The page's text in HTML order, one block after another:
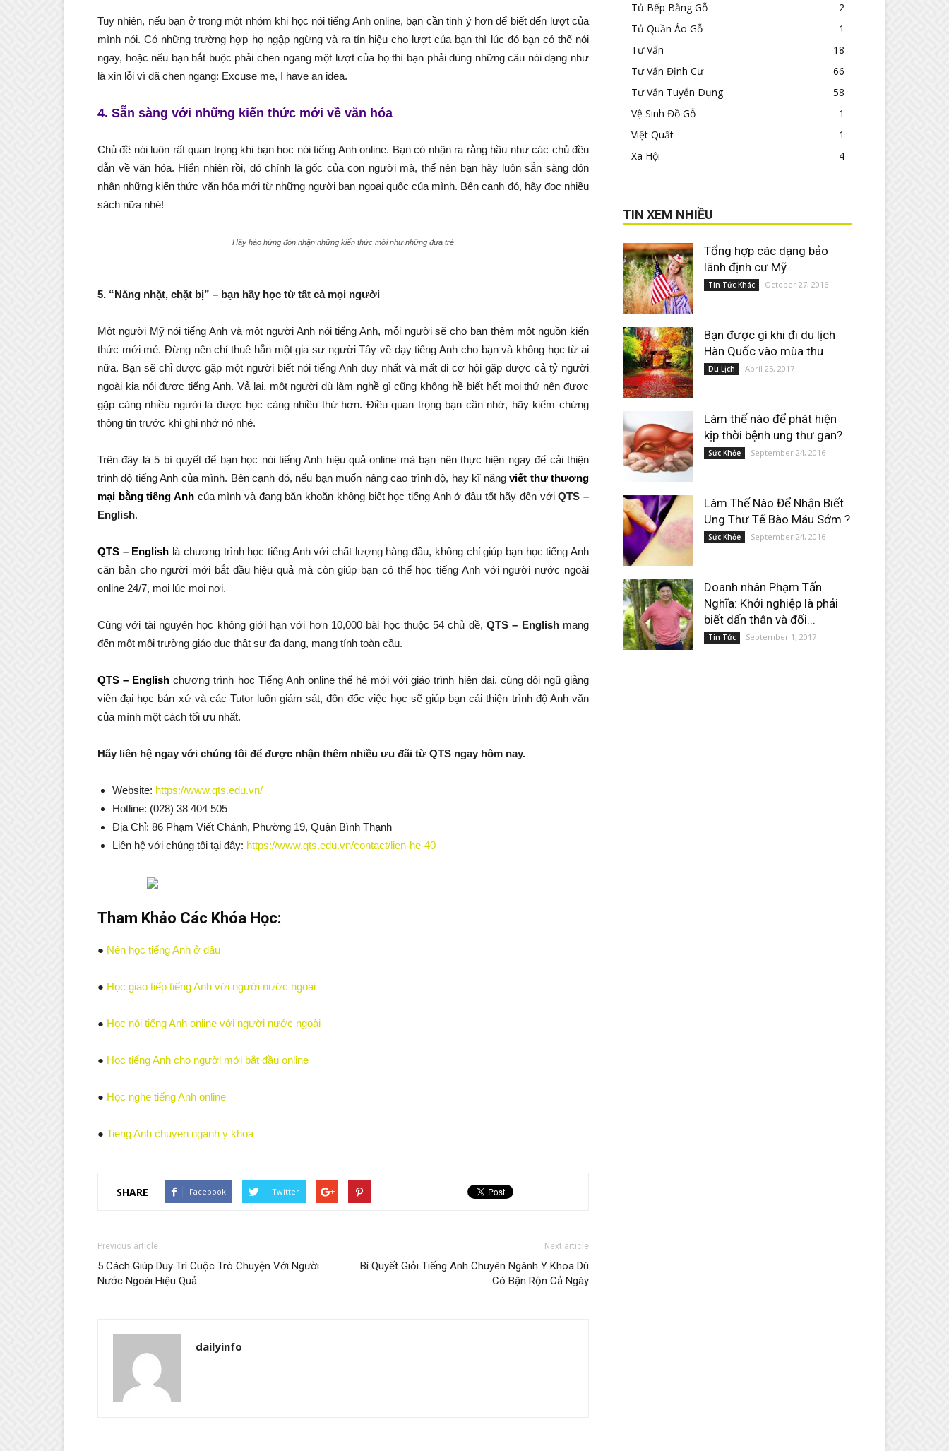
Tuy nhiên, nếu bạn ở trong một nhóm khi học nói tiếng Anh online, bạn cần tinh ý hơn để biết đến lượt của
mình nói. Có những trường hợp họ ngập ngừng và ra tín hiệu cho lượt của bạn thì lúc đó bạn có thể nói
ngay, hoặc nếu bạn bắt buộc phải chen ngang một lượt của họ thì bạn phải dùng những câu nói dạng như
là xin lỗi vì đã chen ngang: Excuse me, I have an idea.
4. Sẵn sàng với những kiến thức mới về văn hóa
Chủ đề nói luôn rất quan trọng khi bạn hoc nói tiếng Anh online. Bạn có nhận ra rằng hầu như các chủ đều
dẫn về văn hóa. Hiển nhiên rồi, đó chính là gốc của con người mà, thế nên bạn hãy luôn sẵn sàng đón
nhận những kiến thức văn hóa mới từ những người bạn ngoại quốc của mình. Bên cạnh đó, hãy đọc nhiều
sách nữa nhé!
Hãy hào hứng đón nhận những kiến thức mới như những đưa trẻ
5. “Năng nhặt, chặt bị” – bạn hãy học từ tất cả mọi người
Một người Mỹ nói tiếng Anh và một người Anh nói tiếng Anh, mỗi người sẽ cho bạn thêm một nguồn kiến
thức mới mẻ. Đừng nên chỉ thuê hẳn một gia sư người Tây về dạy tiếng Anh cho bạn và không học từ ai
nữa. Bạn sẽ chỉ được gặp một người biết nói tiếng Anh duy nhất và mất đi cơ hội gặp được cả tỷ người
ngoài kia nói được tiếng Anh. Vả lại, một người dù làm nghề gì cũng không hề biết hết mọi thứ nên được
gặp càng nhiều người là được học càng nhiều thứ hơn. Điều quan trọng bạn cần nhớ, hãy kiểm chứng
thông tin trước khi ghi nhớ nó nhé.
Trên đây là 5 bí quyết để bạn học nói tiếng Anh hiệu quả online mà bạn nên thực hiện ngay để cải thiện
trình độ tiếng Anh của mình. Bên cạnh đó, nếu bạn muốn nâng cao trình độ, hay kĩ năngviết thư thương
mại bằng tiếng Anh của mình và đang băn khoăn không biết học tiếng Anh ở đâu tốt hãy đến vớiQTS –
English.
QTS – English là chương trình học tiếng Anh với chất lượng hàng đầu, không chỉ giúp bạn học tiếng Anh
căn bản cho người mới bắt đầu hiệu quả mà còn giúp bạn có thể học tiếng Anh với người nước ngoài
online 24/7, mọi lúc mọi nơi.
Cùng với tài nguyên học không giới hạn với hơn 10,000 bài học thuộc 54 chủ đề,QTS – Englishmang
đến một môi trường giáo dục thật sự đa dạng, mang tính toàn cầu.
QTS – English chương trình học Tiếng Anh online thế hệ mới với giáo trình hiện đại, cùng đội ngũ giảng
viên đại học bản xứ và các Tutor luôn giám sát, đôn đốc việc học sẽ giúp bạn cải thiện trình độ Anh văn
của mình một cách tối ưu nhất.
Hãy liên hệ ngay với chúng tôi để được nhận thêm nhiều ưu đãi từ QTS ngay hôm nay.
Website: https://www.qts.edu.vn/
Hotline: (028) 38 404 505
Địa Chỉ: 86 Phạm Viết Chánh, Phường 19, Quận Bình Thạnh
Liên hệ với chúng tôi tại đây: https://www.qts.edu.vn/contact/lien-he-40
Tham Khảo Các Khóa Học:
● Nên học tiếng Anh ở đâu
● Học giao tiếp tiếng Anh với người nước ngoài
● Học nói tiếng Anh online với người nước ngoài
● Học tiếng Anh cho người mới bắt đầu online
● Học nghe tiếng Anh online
● Tieng Anh chuyen nganh y khoa
SHARE Facebook Twitter
Previous article
5 Cách Giúp Duy Trì Cuộc Trò Chuyện Với Người
Nước Ngoài Hiệu Quả
Next article
Bí Quyết Giỏi Tiếng Anh Chuyên Ngành Y Khoa Dù
Có Bận Rộn Cả Ngày
dailyinfo
Tủ Bếp Bằng Gỗ
2
Tủ Quần Áo Gỗ
1
Tư Vấn
18
Tư Vấn Định Cư
66
Tư Vấn Tuyển Dụng
58
Vệ Sinh Đồ Gỗ
1
Việt Quất
1
Xã Hội
4
TIN XEM NHIỀU
Tổng hợp các dạng bảo
lãnh định cư Mỹ
Tin Tức Khác October 27, 2016
Bạn được gì khi đi du lịch
Hàn Quốc vào mùa thu
Du Lịch April 25, 2017
Làm thế nào để phát hiện
kịp thời bệnh ung thư gan?
Sức Khỏe September 24, 2016
Làm Thế Nào Để Nhận Biết
Ung Thư Tế Bào Máu Sớm ?
Sức Khỏe September 24, 2016
Doanh nhân Phạm Tấn
Nghĩa: Khởi nghiệp là phải
biết dấn thân và đối...
Tin Tức September 1, 2017